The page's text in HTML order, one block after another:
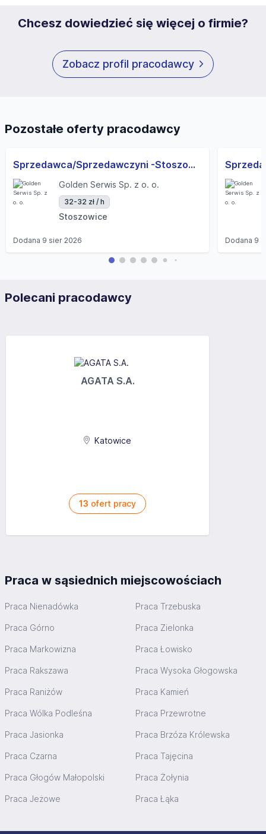
Chcesz dowiedzieć się więcej o firmie?
Zobacz profil pracodawcy
Pozostałe oferty pracodawcy
Sprzedawca/Sprzedawczyni -Stoszowice
Golden Serwis Sp. z o. o.
32-32 zł / h
Stoszowice
Dodana 9 sier 2026 Dodana 9
Polecani pracodawcy
AGATA S.A.
Katowice
13 ofert pracy
Praca w sąsiednich miejscowościach
Praca Nienadówka Praca Trzebuska
Praca Górno Praca Zielonka
Praca Markowizna Praca Łowisko
Praca Rakszawa Praca Wysoka Głogowska
Praca Raniżów Praca Kamień
Praca Wólka Podleśna Praca Przewrotne
Praca Jasionka Praca Brzóza Królewska
Praca Czarna Praca Tajęcina
Praca Głogów Małopolski Praca Żołynia
Praca Jeżowe Praca Łąka